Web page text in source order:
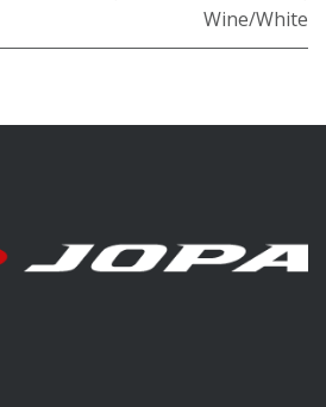
Wine/White